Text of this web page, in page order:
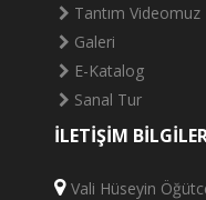
Tantım Videomuz
Galeri
E-Katalog
Sanal Tur
İLETİŞİM
Vali Hüseyin